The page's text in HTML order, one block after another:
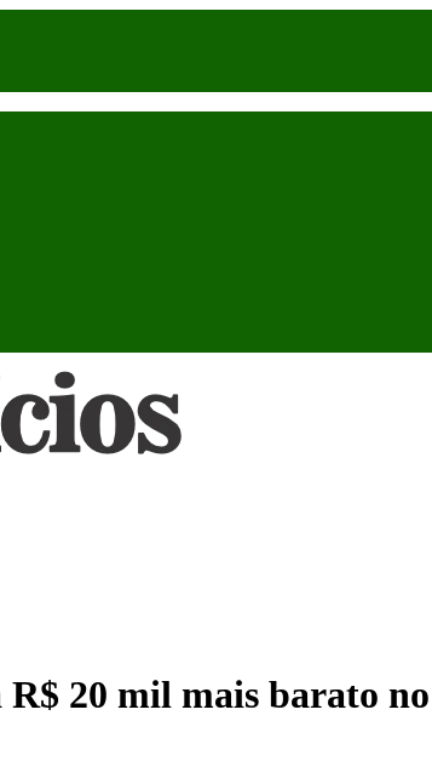
R$ 20 mil mais barato